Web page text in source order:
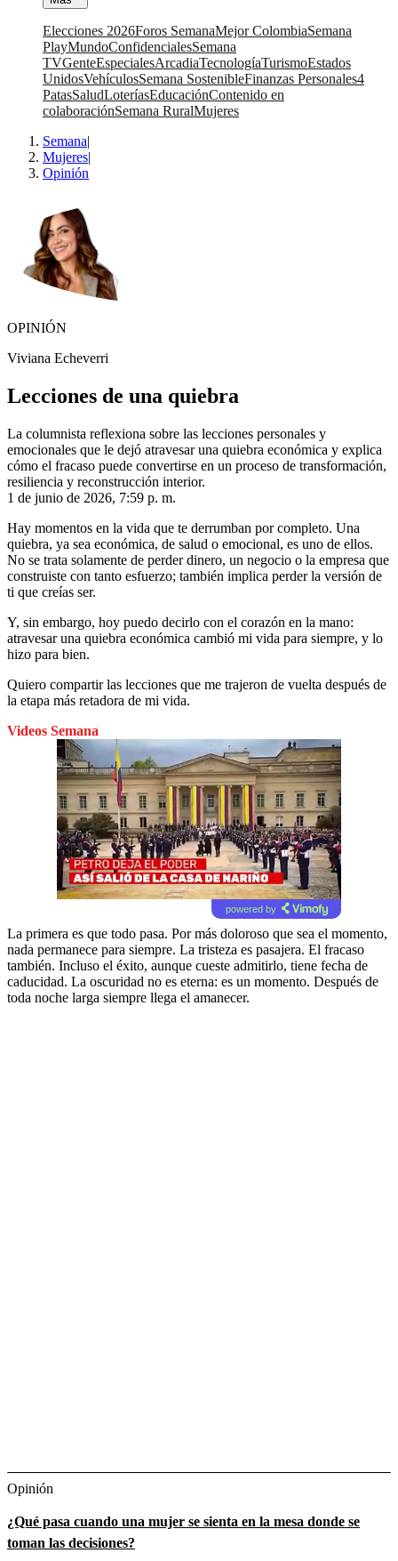
Elecciones 2026Foros SemanaMejor ColombiaSemana
PlayMundoConfidencialesSemana
TVGenteEspecialesArcadiaTecnologíaTurismoEstados
UnidosVehículosSemana SostenibleFinanzas Personales4
PatasSaludLoteríasEducaciónContenido en
colaboraciónSemana RuralMujeres
Semana|
Mujeres|
Opinión
OPINIÓN
Viviana Echeverri
Lecciones de una quiebra
La columnista reflexiona sobre las lecciones personales y
emocionales que le dejó atravesar una quiebra económica y explica
cómo el fracaso puede convertirse en un proceso de transformación,
resiliencia y reconstrucción interior.
1 de junio de 2026, 7:59 p. m.
Hay momentos en la vida que te derrumban por completo. Una
quiebra, ya sea económica, de salud o emocional, es uno de ellos.
No se trata solamente de perder dinero, un negocio o la empresa que
construiste con tanto esfuerzo; también implica perder la versión de
ti que creías ser.
Y, sin embargo, hoy puedo decirlo con el corazón en la mano:
atravesar una quiebra económica cambió mi vida para siempre, y lo
hizo para bien.
Quiero compartir las lecciones que me trajeron de vuelta después de
la etapa más retadora de mi vida.
Videos Semana
powered by
La primera es que todo pasa. Por más doloroso que sea el momento,
nada permanece para siempre. La tristeza es pasajera. El fracaso
también. Incluso el éxito, aunque cueste admitirlo, tiene fecha de
caducidad. La oscuridad no es eterna: es un momento. Después de
toda noche larga siempre llega el amanecer.
Opinión
¿Qué pasa cuando una mujer se sienta en la mesa donde se
toman las decisiones?